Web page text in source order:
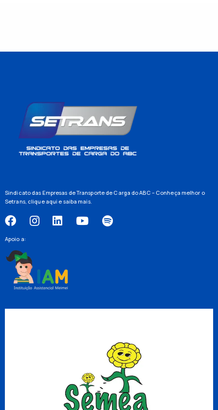
Sindicato das Empresas de Transporte de Carga do ABC – Conheça melhor o
Setrans, clique aqui e saiba mais.
Apoio a: